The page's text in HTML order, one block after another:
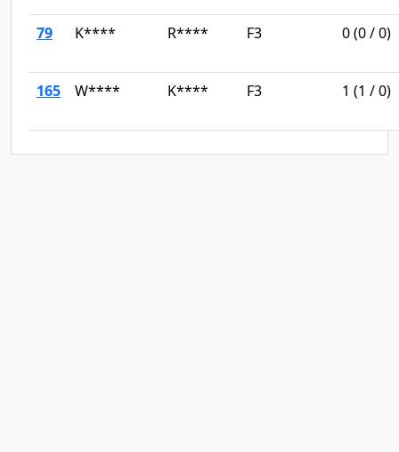
79 K**** R**** F3 0(0/0)
165 W**** K**** F3 1 (1 /0)